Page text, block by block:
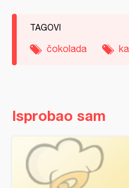
TAGOVI
čokolada
Isprobao sam